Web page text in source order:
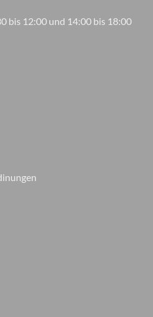
bis 12:00 und 14:00 bis 18:00